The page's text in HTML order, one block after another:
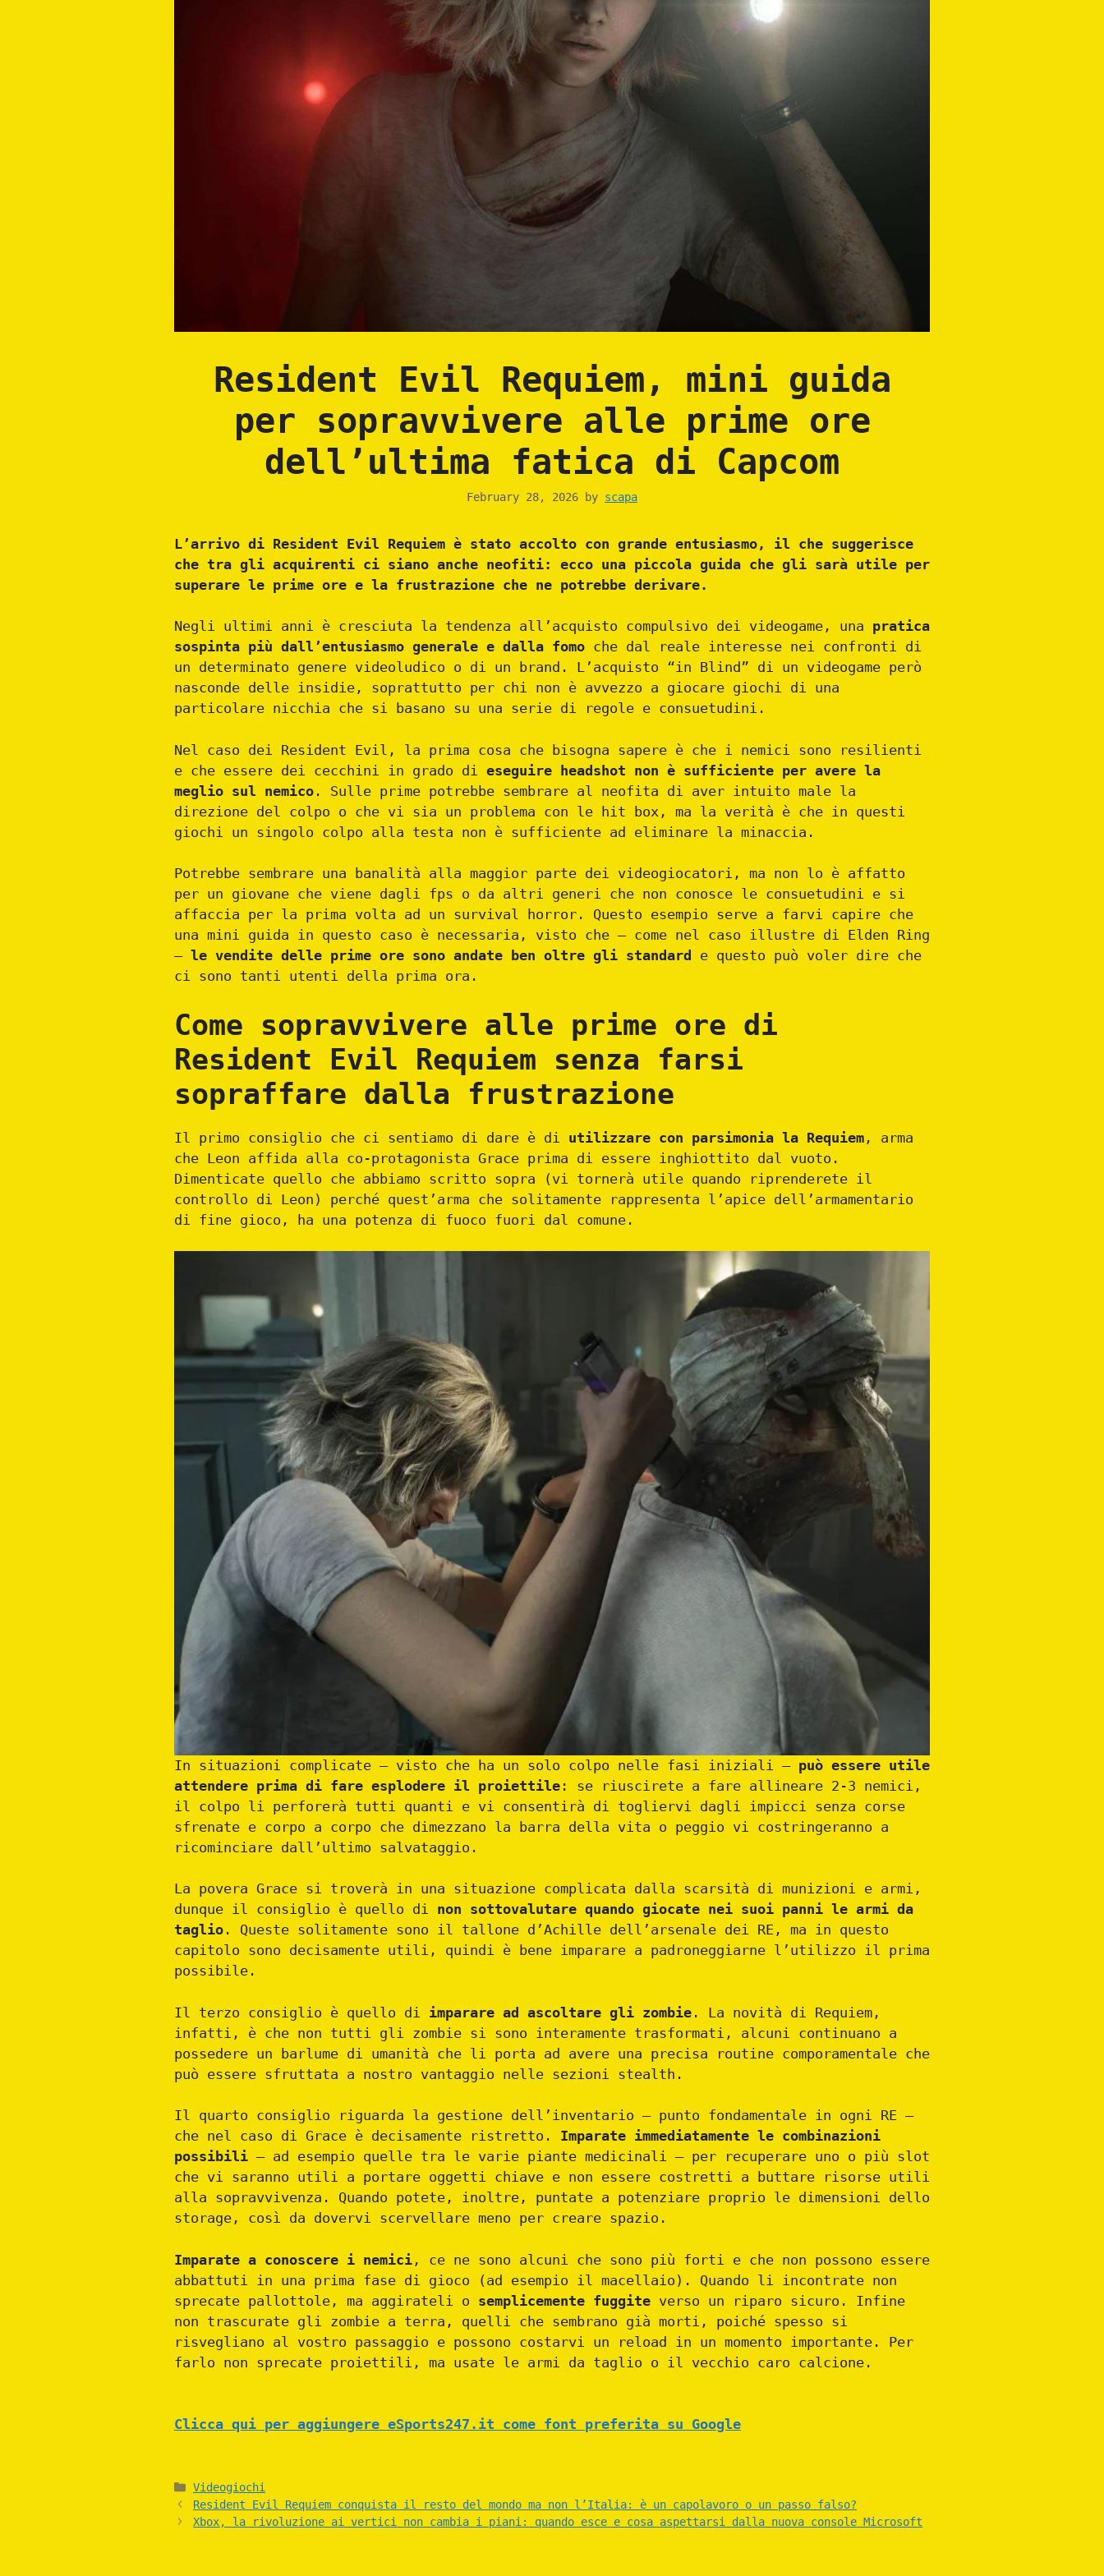
Resident Evil Requiem, mini guida
per sopravvivere alle prime ore
dell’ultima fatica di Capcom
February 28, 2026 by scapa
L’arrivo di Resident Evil Requiem è stato accolto con grande entusiasmo, il che suggerisce
che tra gli acquirenti ci siano anche neofiti: ecco una piccola guida che gli sarà utile per
superare le prime ore e la frustrazione che ne potrebbe derivare.
Negli ultimi anni è cresciuta la tendenza all’acquisto compulsivo dei videogame, una pratica
sospinta più dall’entusiasmo generale e dalla fomo che dal reale interesse nei confronti di
un determinato genere videoludico o di un brand. L’acquisto “in Blind” di un videogame però
nasconde delle insidie, soprattutto per chi non è avvezzo a giocare giochi di una
particolare nicchia che si basano su una serie di regole e consuetudini.
Nel caso dei Resident Evil, la prima cosa che bisogna sapere è che i nemici sono resilienti
e che essere dei cecchini in grado di eseguire headshot non è sufficiente per avere la
meglio sul nemico . Sulle prime potrebbe sembrare al neofita di aver intuito male la
direzione del colpo o che vi sia un problema con le hit box, ma la verità è che in questi
giochi un singolo colpo alla testa non è sufficiente ad eliminare la minaccia.
Potrebbe sembrare una banalità alla maggior parte dei videogiocatori, ma non lo è affatto
per un giovane che viene dagli fps o da altri generi che non conosce le consuetudini e si
affaccia per la prima volta ad un survival horror. Questo esempio serve a farvi capire che
una mini guida in questo caso è necessaria, visto che – come nel caso illustre di Elden Ring
– le vendite delle prime ore sono andate ben oltre gli standard
e questo può voler dire che
ci sono tanti utenti della prima ora.
Come sopravvivere alle prime ore di
Resident Evil Requiem senza farsi
sopraffare dalla frustrazione
Il primo consiglio che ci sentiamo di dare è di utilizzare con parsimonia la Requiem , arma
che Leon affida alla co-protagonista Grace prima di essere inghiottito dal vuoto.
Dimenticate quello che abbiamo scritto sopra (vi tornerà utile quando riprenderete il
controllo di Leon) perché quest’arma che solitamente rappresenta l’apice dell’armamentario
di fine gioco, ha una potenza di fuoco fuori dal comune.
In situazioni complicate – visto che ha un solo colpo nelle fasi iniziali – può essere utile
attendere prima di fare esplodere il proiettile : se riuscirete a fare allineare 2-3 nemici,
il colpo li perforerà tutti quanti e vi consentirà di togliervi dagli impicci senza corse
sfrenate e corpo a corpo che dimezzano la barra della vita o peggio vi costringeranno a
ricominciare dall’ultimo salvataggio.
La povera Grace si troverà in una situazione complicata dalla scarsità di munizioni e armi,
dunque il consiglio è quello di non sottovalutare quando giocate nei suoi panni le armi da
taglio . Queste solitamente sono il tallone d’Achille dell’arsenale dei RE, ma in questo
capitolo sono decisamente utili, quindi è bene imparare a padroneggiarne l’utilizzo il prima
possibile.
Il terzo consiglio è quello di imparare ad ascoltare gli zombie . La novità di Requiem,
infatti, è che non tutti gli zombie si sono interamente trasformati, alcuni continuano a
possedere un barlume di umanità che li porta ad avere una precisa routine comporamentale che
può essere sfruttata a nostro vantaggio nelle sezioni stealth.
Il quarto consiglio riguarda la gestione dell’inventario – punto fondamentale in ogni RE –
che nel caso di Grace è decisamente ristretto. Imparate immediatamente le combinazioni
possibili – ad esempio quelle tra le varie piante medicinali – per recuperare uno o più slot
che vi saranno utili a portare oggetti chiave e non essere costretti a buttare risorse utili
alla sopravvivenza. Quando potete, inoltre, puntate a potenziare proprio le dimensioni dello
storage, così da dovervi scervellare meno per creare spazio.
Imparate a conoscere i nemici , ce ne sono alcuni che sono più forti e che non possono essere
abbattuti in una prima fase di gioco (ad esempio il macellaio). Quando li incontrate non
sprecate pallottole, ma aggirateli o semplicemente fuggite verso un riparo sicuro. Infine
non trascurate gli zombie a terra, quelli che sembrano già morti, poiché spesso si
risvegliano al vostro passaggio e possono costarvi un reload in un momento importante. Per
farlo non sprecate proiettili, ma usate le armi da taglio o il vecchio caro calcione.
Clicca qui per aggiungere eSports247.it come font preferita su Google
Categories
Videogiochi
Resident Evil Requiem conquista il resto del mondo ma non l’Italia: è un capolavoro o un passo falso?
Xbox, la rivoluzione ai vertici non cambia i piani: quando esce e cosa aspettarsi dalla nuova console Microsoft